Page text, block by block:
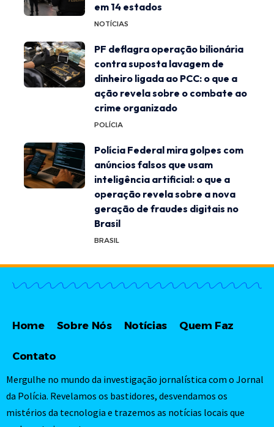
em 14 estados
NOTÍCIAS
PF deflagra operação bilionária
contra suposta lavagem de
dinheiro ligada ao PCC: o que a
ação revela sobre o combate ao
crime organizado
POLÍCIA
Polícia Federal mira golpes com
anúncios falsos que usam
inteligência artificial: o que a
operação revela sobre a nova
geração de fraudes digitais no
Brasil
BRASIL
Home Sobre Nós Notícias Quem Faz
Contato
Mergulhe no mundo da investigação jornalística com o Jornal
da Polícia. Revelamos os bastidores, desvendamos os
mistérios da tecnologia e trazemos as notícias locais que